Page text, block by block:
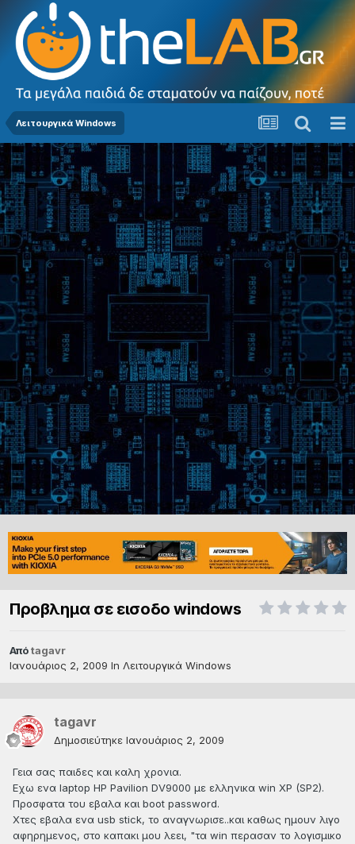
Λειτουργικά Windows
Προβλημα σε εισοδο windows
Απόtagavr
Ιανουάριος 2, 2009 In Λειτουργικά Windows
tagavr
Δημοσιεύτηκε Ιανουάριος 2, 2009
Γεια σας παιδες και καλη χρονια.
Εχω ενα laptop HP Pavilion DV9000 με ελληνικα win XP (SP2).
Προσφατα του εβαλα και boot password.
Χτες εβαλα ενα usb stick, το αναγνωρισε..και καθως ημουν λιγο
αφηρημενος, στο καπακι μου λεει, "τα win περασαν το λογισμικο